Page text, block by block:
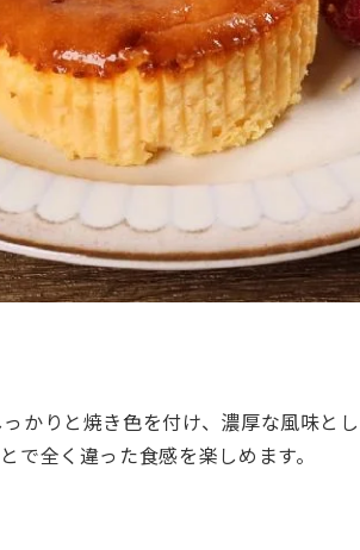
かりと焼き色を付け、濃厚な風味と
で全く違った食感を楽しめます。